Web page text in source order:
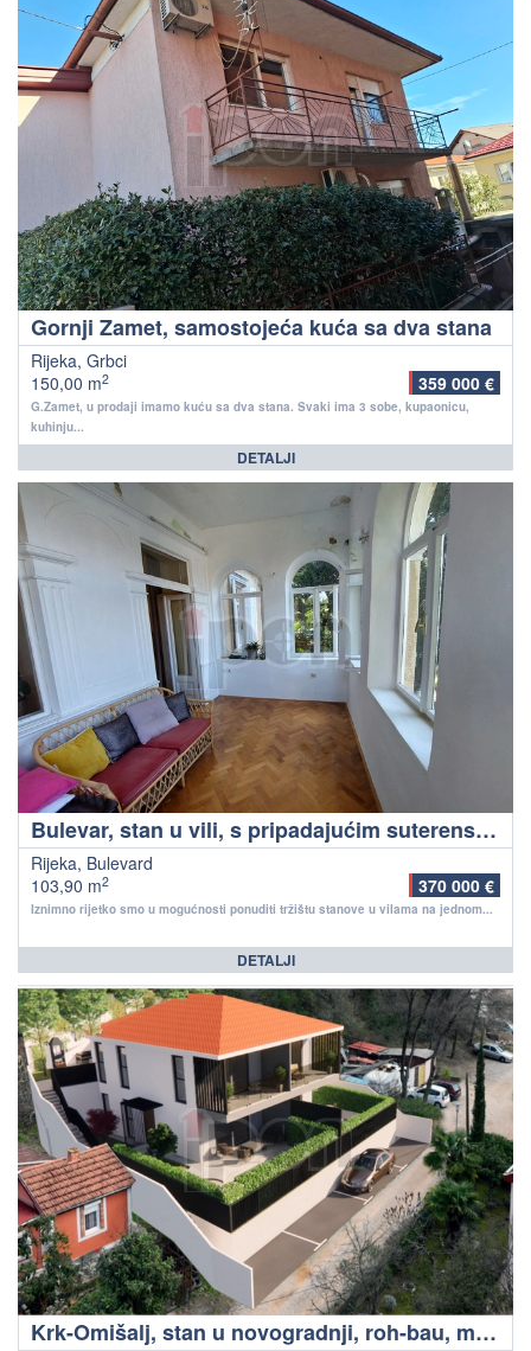
Gornji Zamet, samostojeća kuća sa dva stana
Rijeka, Grbci
150,00 m2 359 000 €
G.Zamet, u prodaji imamo kuću sa dva stana. Svaki ima 3 sobe, kupaonicu,
kuhinju...
DETALJI
Bulevar, stan u vili, s pripadajućim suterenskim prostorom, lijepa okućnica, super lokacija!
Rijeka, Bulevard
103,90 m2 370 000 €
Iznimno rijetko smo u mogućnosti ponuditi tržištu stanove u vilama na jednom...
DETALJI
Krk-Omišalj, stan u novogradnji, roh-bau, mirna lokacija, neposredna blizina mora!